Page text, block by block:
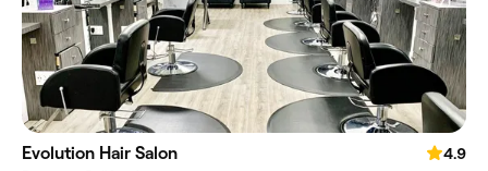
Evolution Hair Salon
4.9